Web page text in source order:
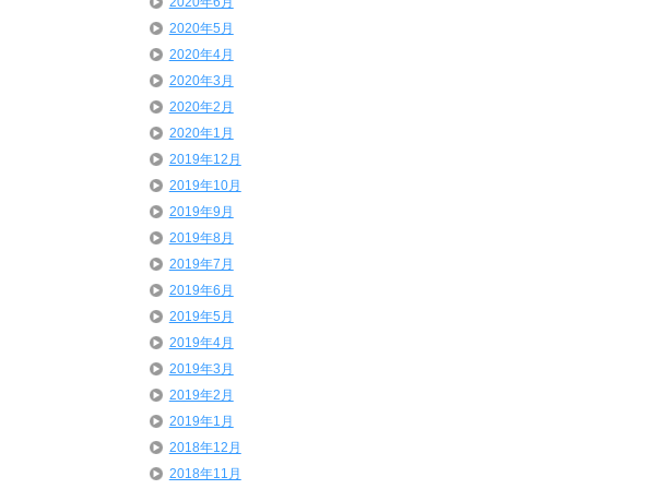
2020年5月
2020年4月
2020年3月
2020年2月
2020年1月
2019年12月
2019年10月
2019年9月
2019年8月
2019年7月
2019年6月
2019年5月
2019年4月
2019年3月
2019年2月
2019年1月
2018年12月
2018年11月